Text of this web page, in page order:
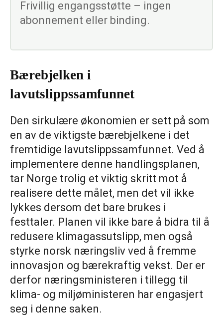
Frivillig engangsstøtte – ingen
abonnement eller binding.
Bærebjelken i
lavutslippssamfunnet
Den sirkulære økonomien er sett på som
en av de viktigste bærebjelkene i det
fremtidige lavutslippssamfunnet. Ved å
implementere denne handlingsplanen,
tar Norge trolig et viktig skritt mot å
realisere dette målet, men det vil ikke
lykkes dersom det bare brukes i
festtaler. Planen vil ikke bare å bidra til å
redusere klimagassutslipp, men også
styrke norsk næringsliv ved å fremme
innovasjon og bærekraftig vekst. Der er
derfor næringsministeren i tillegg til
klima- og miljøministeren har engasjert
seg i denne saken.